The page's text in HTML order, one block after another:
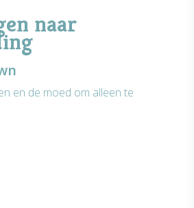
naar
en de moed om alleen te